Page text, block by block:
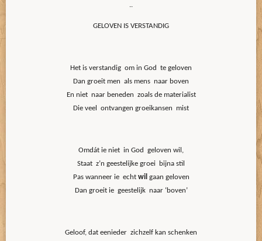
..
GELOVEN IS VERSTANDIG
Het is verstandig om in God te geloven
Dan groeit men als mens naar boven
En niet naar beneden zoals de materialist
Die veel ontvangen groeikansen mist
Omdát ie niet in God geloven wil,
Staat z’n geestelijke groei bijna stil
Pas wanneer ie echt wil gaan geloven
Dan groeit ie geestelijk naar ‘boven’
Geloof, dat eenieder zichzelf kan schenken